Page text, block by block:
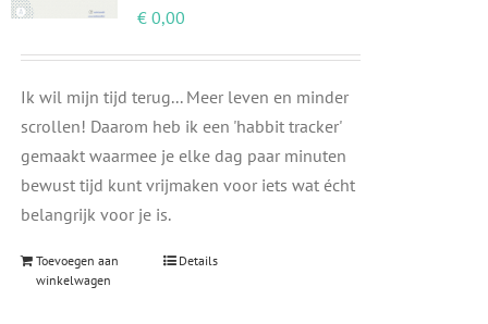
€0,00
Ik wil mijn tijd terug... Meer leven en minder
scrollen! Daarom heb ik een 'habbit tracker'
gemaakt waarmee je elke dag paar minuten
bewust tijd kunt vrijmaken voor iets wat écht
belangrijk voor je is.
Toevoegen aan
winkelwagen
Details